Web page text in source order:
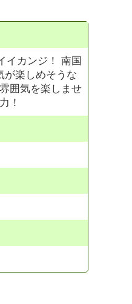
イカンジ！ 南国
が楽しめそうな
囲気を楽しませ
！